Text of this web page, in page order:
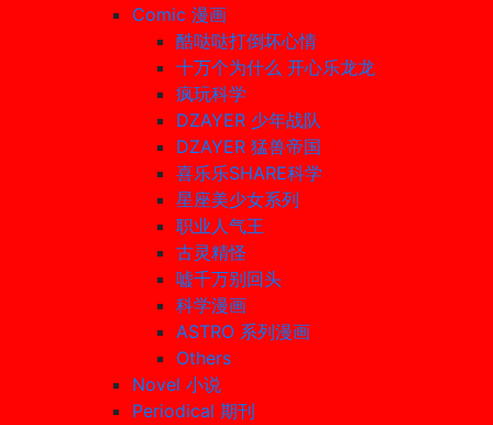
Comic 漫画
酷哒哒打倒坏心情
十万个为什么 开心乐龙龙
疯玩科学
DZAYER 少年战队
DZAYER 猛兽帝国
喜乐乐SHARE科学
星座美少女系列
职业人气王
古灵精怪
嘘千万别回头
科学漫画
ASTRO 系列漫画
Others
Novel 小说
Periodical 期刊